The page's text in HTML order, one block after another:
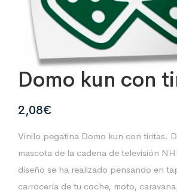
Domo kun con
2,08€
Vinilo pegatina Domo kun con tiritas.
mascota de la cadena de televisión
diseño se ha realizado pensando en
carrocería de tu coche, moto,